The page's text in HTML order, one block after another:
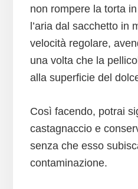
non rompere la torta
l’aria dal sacchetto in
velocità regolare,
una volta che la
alla superficie del
Così facendo, potrai
castagnaccio e
senza che esso
contaminazione.